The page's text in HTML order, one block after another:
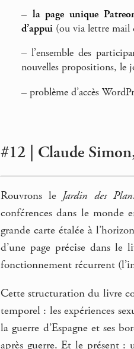
– la page unique
d’appui (ou via lettre mail
– l’ensemble des
nouvelles propositions, le
– problème d’accès
#12 | Claude
Rouvrons le Jardin des
conférences dans le monde
grande carte étalée à
d’une page précise dans le
fonctionnement récurrent
Cette structuration du livre
temporel : les expériences
la guerre d’Espagne et ses
après guerre. Et le présent :